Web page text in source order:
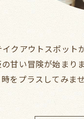
クアウトスポッ
甘い冒険が始ま
をプラスしてみま